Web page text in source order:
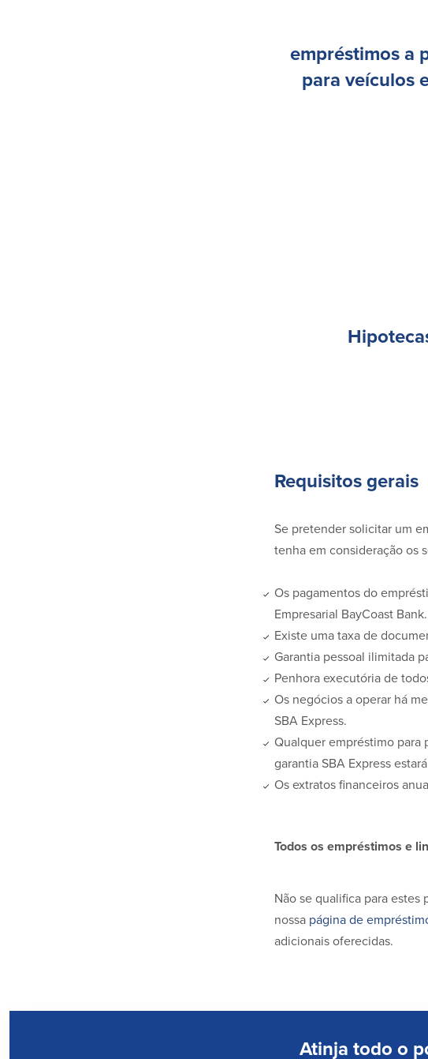
empréstimos a
para veículos
Requisitos gerais
Se pretender solicitar um
tenha em consideração os
Os pagamentos do
Empresarial BayCoast Bank.
Existe uma taxa de
Garantia pessoal ilimitada
Penhora executória de
Os negócios a operar há
SBA Express.
Qualquer empréstimo para
garantia SBA Express
Os extratos financeiros
Todos os empréstimos e
Não se qualifica para estes
nossa página de
adicionais oferecidas.
Atinja todo o